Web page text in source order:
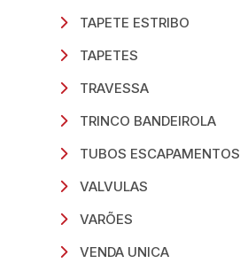
TAPETE ESTRIBO
TAPETES
TRAVESSA
TRINCO BANDEIROLA
TUBOS ESCAPAMENTOS
VALVULAS
VARÕES
VENDA UNICA